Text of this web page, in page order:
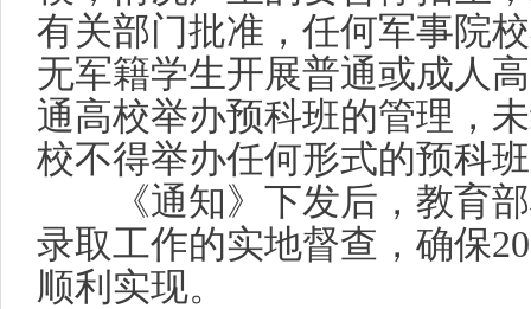
有关部门批准，任何军事院
无军籍学生开展普通或成人
通高校举办预科班的管理，
校不得举办任何形式的预科
《通知》下发后，教育部
录取工作的实地督查，确保
顺利实现。